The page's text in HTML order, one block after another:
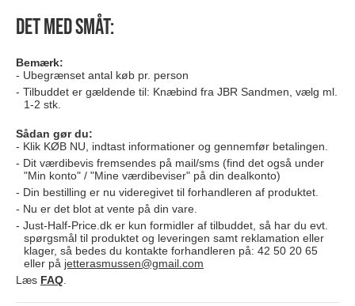
Det med småt:
Bemærk:
Ubegrænset antal køb pr. person
Tilbuddet er gældende til: Knæbind fra JBR Sandmen, vælg ml.
1-2 stk.
Sådan gør du:
Klik KØB NU, indtast informationer og gennemfør betalingen.
Dit værdibevis fremsendes på mail/sms (find det også under
"Min konto" / "Mine værdibeviser" på din dealkonto)
Din bestilling er nu videregivet til forhandleren af produktet.
Nu er det blot at vente på din vare.
Just-Half-Price.dk er kun formidler af tilbuddet, så har du evt.
spørgsmål til produktet og leveringen samt reklamation eller
klager, så bedes du kontakte forhandleren på: 42 50 20 65
eller på jetterasmussen@gmail.com
Læs FAQ.